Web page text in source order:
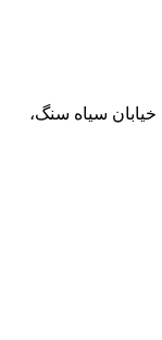
سیاه سنگ،